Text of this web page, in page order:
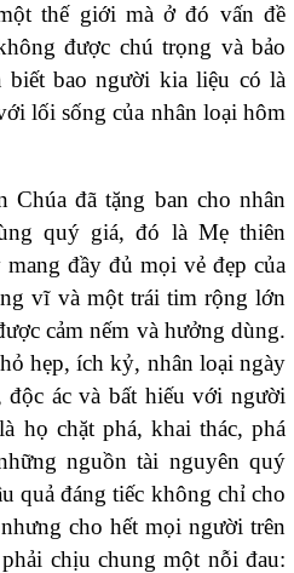
thế giới mà ở đó vấn đề
được chú trọng và bảo
bao người kia liệu có là
lối sống của nhân loại hôm
đã tặng ban cho nhân
quý giá, đó là Mẹ thiên
đầy đủ mọi vẻ đẹp của
vĩ và một trái tim rộng lớn
cảm nếm và hưởng dùng.
hẹp, ích kỷ, nhân loại ngày
ác và bất hiếu với người
họ chặt phá, khai thác, phá
nguồn tài nguyên quý
quả đáng tiếc không chỉ cho
cho hết mọi người trên
chịu chung một nỗi đau: